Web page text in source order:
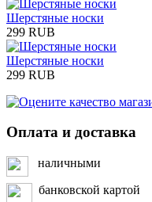
Шерстяные носки
299 RUB
Шерстяные носки
299 RUB
Оплата и доставка
наличными
банковской картой